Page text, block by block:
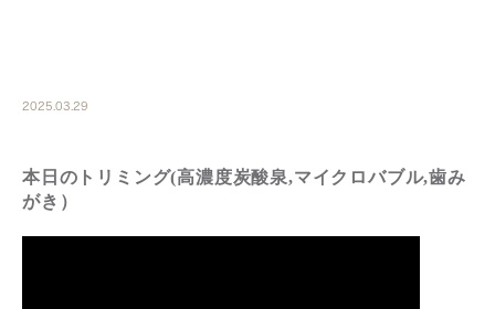
2025.03.29
本日のトリミング(高濃度炭酸泉,マイクロバブル,歯み
がき）